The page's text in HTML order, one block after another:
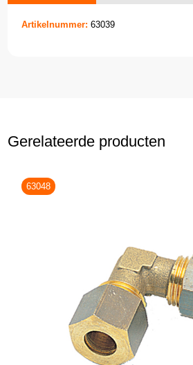
Artikelnummer: 63039
Gerelateerde producten
63048